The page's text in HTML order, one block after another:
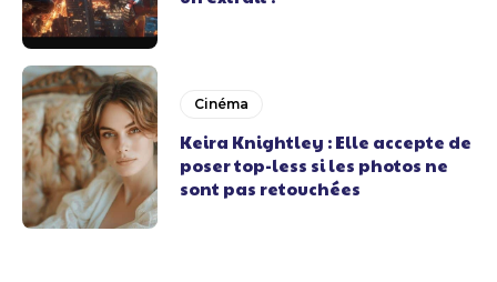
Cinéma
Keira Knightley : Elle accepte de
poser top-less si les photos ne
sont pas retouchées